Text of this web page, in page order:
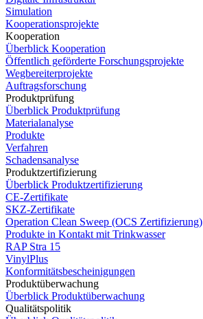
Simulation
Kooperationsprojekte
Kooperation
Überblick Kooperation
Öffentlich geförderte Forschungsprojekte
Wegbereiterprojekte
Auftragsforschung
Produktprüfung
Überblick Produktprüfung
Materialanalyse
Produkte
Verfahren
Schadensanalyse
Produktzertifizierung
Überblick Produktzertifizierung
CE-Zertifikate
SKZ-Zertifikate
Operation Clean Sweep (OCS Zertifizierung)
Produkte in Kontakt mit Trinkwasser
RAP Stra 15
VinylPlus
Konformitätsbescheinigungen
Produktüberwachung
Überblick Produktüberwachung
Qualitätspolitik